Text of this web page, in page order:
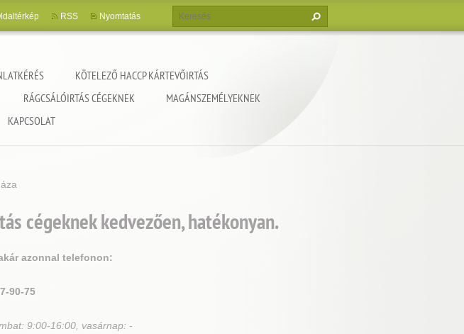
KÖTELEZŐ HACCP KÁRTEVŐIRTÁS
RÁGCSÁLÓIRTÁS CÉGEKNEK
MAGÁNSZEMÉLYEKNEK
KAPCSOLAT
RSS Nyomtatás
cégeknek kedvezően, hatékonyan.
azonnal telefonon:
90-75
9:00-16:00, vasárnap: -